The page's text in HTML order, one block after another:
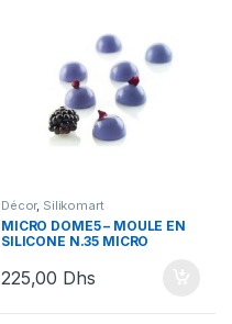
Décor, Silikomart
MICRO DOME5 – MOULE EN
SILICONE N.35 MICRO
225,00 Dhs